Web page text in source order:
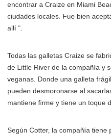
encontrar a Craize en Miami
ciudades locales. Fue bien
allí ".
Todas las galletas Craize se
de Little River de la compañía y
veganas. Donde una galleta
pueden desmoronarse al
mantiene firme y tiene un toque
Según Cotter, la compañía tiene